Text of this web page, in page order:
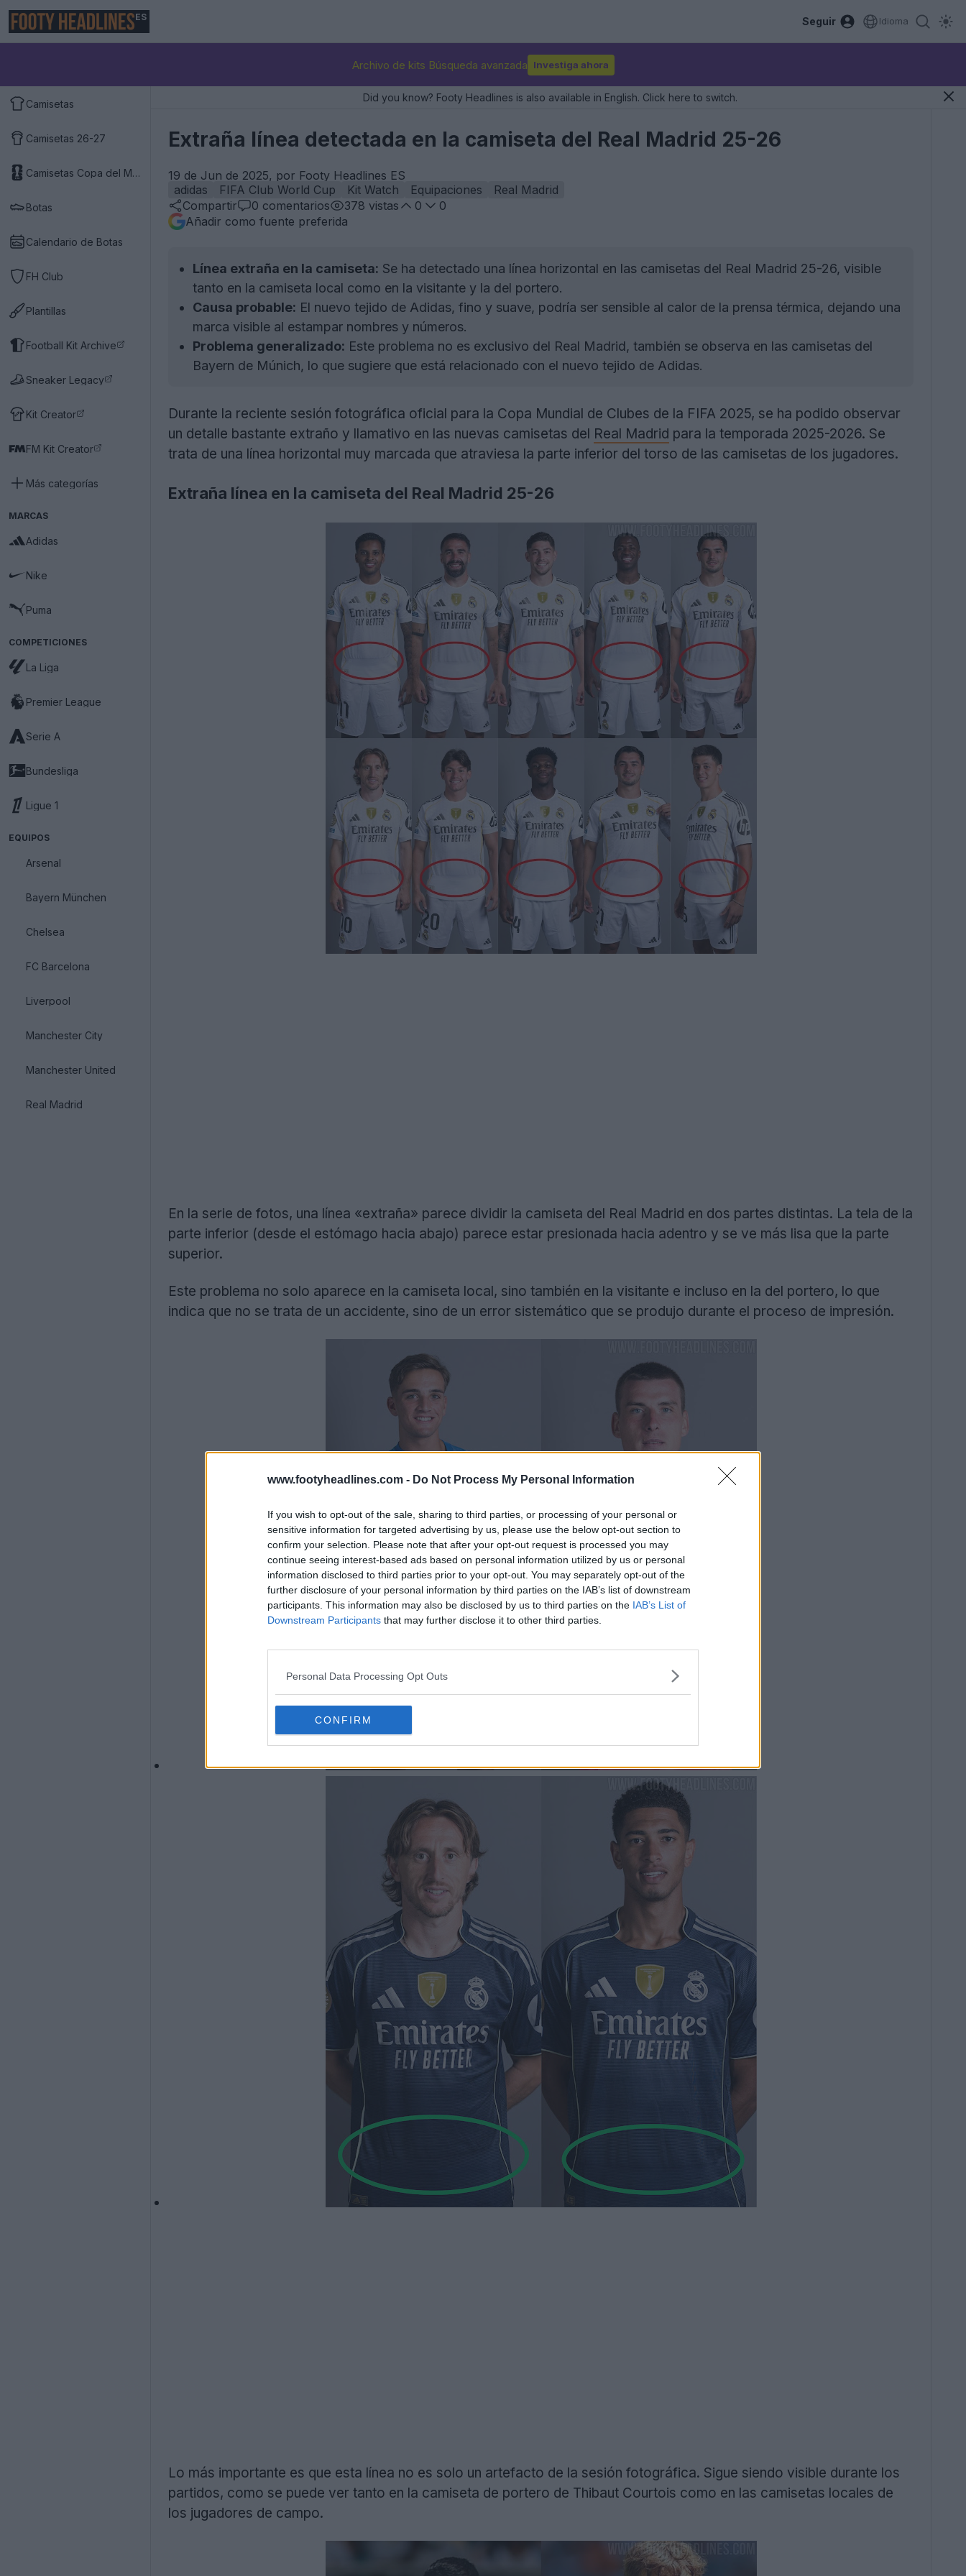
www.footyheadlines.com - Do Not Process My Personal Information
If you wish to opt-out of the sale, sharing to third parties, or processing of your personal or
sensitive information for targeted advertising by us, please use the below opt-out section to
confirm your selection. Please note that after your opt-out request is processed you may
continue seeing interest-based ads based on personal information utilized by us or personal
information disclosed to third parties prior to your opt-out. You may separately opt-out of the
further disclosure of your personal information by third parties on the IAB’s list of downstream
participants. This information may also be disclosed by us to third parties on the IAB’s List of
Downstream Participants that may further disclose it to other third parties.
Personal Data Processing Opt Outs
CONFIRM
ES Seguir Idioma
Archivo de kits Búsqueda avanzada Investiga ahora
Camisetas
Camisetas 26-27
Camisetas Copa del Mundo 2026
Botas
Calendario de Botas
FH Club
Plantillas
Football Kit Archive
Sneaker Legacy
Kit Creator
FM Kit Creator
Más categorías
MARCAS
Adidas
Nike
Puma
COMPETICIONES
La Liga
Premier League
Serie A
Bundesliga
Ligue 1
EQUIPOS
Arsenal
Bayern München
Chelsea
FC Barcelona
Liverpool
Manchester City
Manchester United
Real Madrid
Did you know? Footy Headlines is also available in English. Click here to switch.
Extraña línea detectada en la camiseta del Real Madrid 25-26
19 de Jun de 2025, por Footy Headlines ES
adidas
FIFA Club World Cup Kit Watch Equipaciones
Real Madrid
Compartir
0 comentarios 378 vistas 0
0
Añadir como fuente preferida
Línea extraña en la camiseta: Se ha detectado una línea horizontal en las camisetas del Real Madrid 25-26, visible
tanto en la camiseta local como en la visitante y la del portero.
Causa probable: El nuevo tejido de Adidas, fino y suave, podría ser sensible al calor de la prensa térmica, dejando una
marca visible al estampar nombres y números.
Problema generalizado: Este problema no es exclusivo del Real Madrid, también se observa en las camisetas del
Bayern de Múnich, lo que sugiere que está relacionado con el nuevo tejido de Adidas.
Durante la reciente sesión fotográfica oficial para la Copa Mundial de Clubes de la FIFA 2025, se ha podido observar
un detalle bastante extraño y llamativo en las nuevas camisetas del Real Madrid para la temporada 2025-2026. Se
trata de una línea horizontal muy marcada que atraviesa la parte inferior del torso de las camisetas de los jugadores.
Extraña línea en la camiseta del Real Madrid 25-26
En la serie de fotos, una línea «extraña» parece dividir la camiseta del Real Madrid en dos partes distintas. La tela de la
parte inferior (desde el estómago hacia abajo) parece estar presionada hacia adentro y se ve más lisa que la parte
superior.
Este problema no solo aparece en la camiseta local, sino también en la visitante e incluso en la del portero, lo que
indica que no se trata de un accidente, sino de un error sistemático que se produjo durante el proceso de impresión.
Lo más importante es que esta línea no es solo un artefacto de la sesión fotográfica. Sigue siendo visible durante los
partidos, como se puede ver tanto en la camiseta de portero de Thibaut Courtois como en las camisetas locales de
los jugadores de campo.